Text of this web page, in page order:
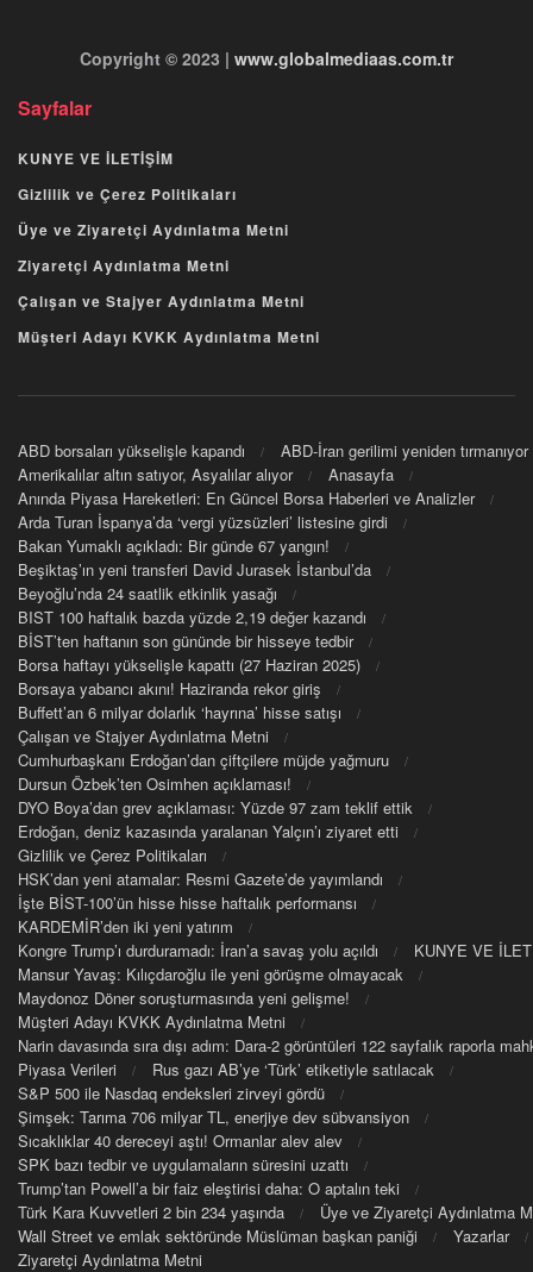
Copyright © 2023 | www.globalmediaas.com.tr
Sayfalar
KUNYE VE İLETİŞİM
Gizlilik ve Çerez Politikaları
Üye ve Ziyaretçi Aydınlatma Metni
Ziyaretçi Aydınlatma Metni
Çalışan ve Stajyer Aydınlatma Metni
Müşteri Adayı KVKK Aydınlatma Metni
ABD borsaları yükselişle kapandı
ABD-İran gerilimi yeniden tırmanıyor
Amerikalılar altın satıyor, Asyalılar alıyor
Anasayfa
Anında Piyasa Hareketleri: En Güncel Borsa Haberleri ve Analizler
Arda Turan İspanya’da ‘vergi yüzsüzleri’ listesine girdi
Bakan Yumaklı açıkladı: Bir günde 67 yangın!
Beşiktaş’ın yeni transferi David Jurasek İstanbul’da
Beyoğlu’nda 24 saatlik etkinlik yasağı
BIST 100 haftalık bazda yüzde 2,19 değer kazandı
BİST’ten haftanın son gününde bir hisseye tedbir
Borsa haftayı yükselişle kapattı (27 Haziran 2025)
Borsaya yabancı akını! Haziranda rekor giriş
Buffett’an 6 milyar dolarlık ‘hayrına’ hisse satışı
Çalışan ve Stajyer Aydınlatma Metni
Cumhurbaşkanı Erdoğan’dan çiftçilere müjde yağmuru
Dursun Özbek’ten Osimhen açıklaması!
DYO Boya’dan grev açıklaması: Yüzde 97 zam teklif ettik
Erdoğan, deniz kazasında yaralanan Yalçın’ı ziyaret etti
Gizlilik ve Çerez Politikaları
HSK’dan yeni atamalar: Resmi Gazete’de yayımlandı
İşte BİST-100’ün hisse hisse haftalık performansı
KARDEMİR’den iki yeni yatırım
Kongre Trump’ı durduramadı: İran’a savaş yolu açıldı
KUNYE VE
Mansur Yavaş: Kılıçdaroğlu ile yeni görüşme olmayacak
Maydonoz Döner soruşturmasında yeni gelişme!
Müşteri Adayı KVKK Aydınlatma Metni
Narin davasında sıra dışı adım: Dara-2 görüntüleri 122 sayfalık raporla
Piyasa Verileri
Rus gazı AB’ye ‘Türk’ etiketiyle satılacak
S&P 500 ile Nasdaq endeksleri zirveyi gördü
Şimşek: Tarıma 706 milyar TL, enerjiye dev sübvansiyon
Sıcaklıklar 40 dereceyi aştı! Ormanlar alev alev
SPK bazı tedbir ve uygulamaların süresini uzattı
Trump’tan Powell’a bir faiz eleştirisi daha: O aptalın teki
Türk Kara Kuvvetleri 2 bin 234 yaşında
Üye ve Ziyaretçi Aydınlatma
Wall Street ve emlak sektöründe Müslüman başkan paniği
Yazarlar
Ziyaretçi Aydınlatma Metni